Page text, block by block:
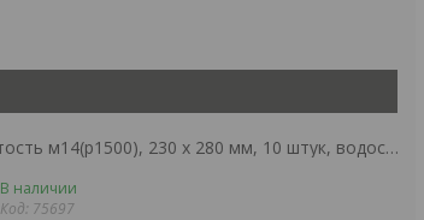
Шлифлист на бумажной основе, ct10cw, зернистость м14(p1500), 230 х 280 мм, 10 штук, водостойкий (баз) россия
В наличии
Код: 75697